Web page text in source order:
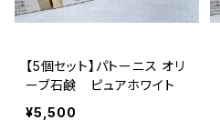
【5個セット】パトーニス オリ
ーブ石鹸 ピュアホワイト
¥5,500